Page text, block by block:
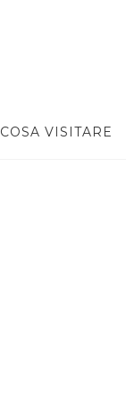
COSA VISITARE